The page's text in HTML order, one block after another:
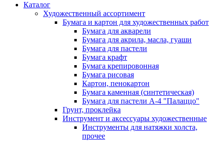
Каталог
Художественный ассортимент
Бумага и картон для художественных работ
Бумага для акварели
Бумага для акрила, масла, гуаши
Бумага для пастели
Бумага крафт
Бумага крепировонная
Бумага рисовая
Картон, пенокартон
Бумага каменная (синтетическая)
Бумага для пастели А-4 "Палаццо"
Грунт, проклейка
Инструмент и аксессуары художественные
Инструменты для натяжки холста,
прочее